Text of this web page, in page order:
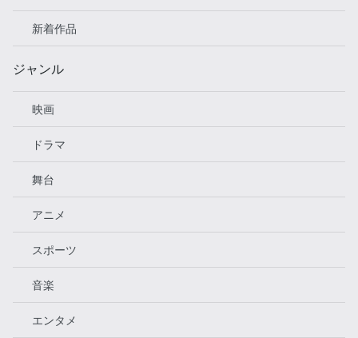
新着作品
ジャンル
映画
ドラマ
舞台
アニメ
スポーツ
音楽
エンタメ